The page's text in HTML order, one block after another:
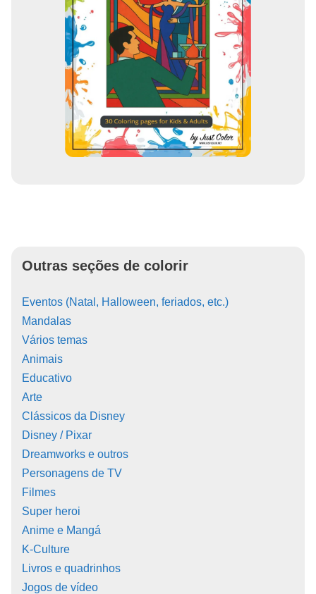
Outras seções de colorir
Eventos (Natal, Halloween, feriados, etc.)
Mandalas
Vários temas
Animais
Educativo
Arte
Clássicos da Disney
Disney / Pixar
Dreamworks e outros
Personagens de TV
Filmes
Super heroi
Anime e Mangá
K-Culture
Livros e quadrinhos
Jogos de vídeo